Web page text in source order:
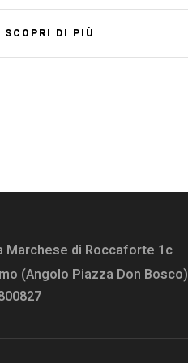
SCOPRI DI PIÙ
Marchese di Roccaforte 1c
(Angolo Piazza Don Bosco)